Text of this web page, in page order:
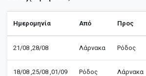
Ημερομηνία Από Προς
21/08 ,28/08 Λάρνακα Ρόδος
18/08 ,25/08 ,01/09 Ρόδος Λάρνακα